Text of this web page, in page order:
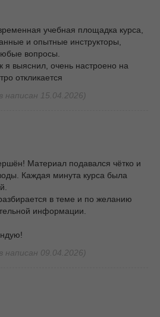
учебная площадка курса,
и опытные инструкторы,
вопросы.
я выяснил, очень настроено на
откликается
написан 15.04.2026)
Материал подавался чётко и
Каждая минута курса была
в теме и по желанию
информации.
написан 09.04.2026)